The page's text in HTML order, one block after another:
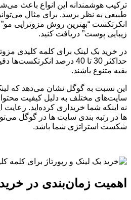
ترکیب هوشمندانه این انواع باعث
طبیعی به نظر برسد. برای مثال
انکرتکست “بهترین روش مزوتراپی
زیبایی پوست” دریافت کنید.
در خرید بک لینک برای کلمه کلیدی
حداکثر 30 تا 40 درصد
بقیه متنوع باشند.
این نسبت به گوگل نشان می‌دهد که
سایت‌های مختلف به دلیل کیفیت
نه اینکه شما خریداری کرده‌اید.
ها در رتبه بندی سایت ها در گوگل
شکست استراتژی شما باشد.
اهمیت زمان‌بندی در